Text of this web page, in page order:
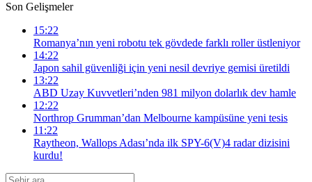
Son Gelişmeler
15:22
Romanya’nın yeni robotu tek gövdede farklı roller üstleniyor
14:22
Japon sahil güvenliği için yeni nesil devriye gemisi üretildi
13:22
ABD Uzay Kuvvetleri’nden 981 milyon dolarlık dev hamle
12:22
Northrop Grumman’dan Melbourne kampüsüne yeni tesis
11:22
Raytheon, Wallops Adası’nda ilk SPY-6(V)4 radar dizisini
kurdu!